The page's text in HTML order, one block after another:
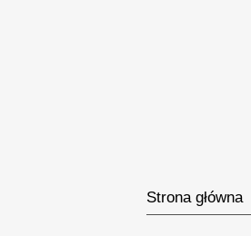
Strona główna